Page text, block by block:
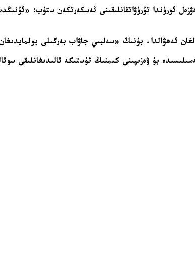
ئەۋزەل ئورۇندا تۇرۇۋاتقانلىقىنى ئەسكەرتكەن ستۇب:
ئەھۋالدا، بۇنىڭ «سەلبىي جاۋاب بەرگىلى
بۇ ۋەزىپىنى كىمنىڭ ئۈستىگە ئالىدىغانلىقى